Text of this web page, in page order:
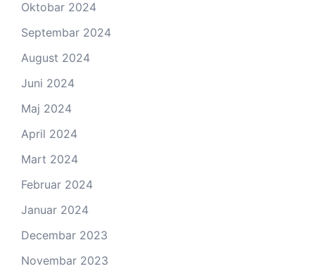
Oktobar 2024
Septembar 2024
August 2024
Juni 2024
Maj 2024
April 2024
Mart 2024
Februar 2024
Januar 2024
Decembar 2023
Novembar 2023